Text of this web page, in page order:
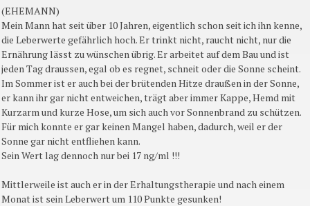
(EHEMANN)
Mein Mann hat seit über 10 Jahren, eigentlich schon seit ich ihn kenne,
die Leberwerte gefährlich hoch. Er trinkt nicht, raucht nicht, nur die
Ernährung lässt zu wünschen übrig. Er arbeitet auf dem Bau und ist
jeden Tag draussen, egal ob es regnet, schneit oder die Sonne scheint.
Im Sommer ist er auch bei der brütenden Hitze draußen in der Sonne,
er kann ihr gar nicht entweichen, trägt aber immer Kappe, Hemd mit
Kurzarm und kurze Hose, um sich auch vor Sonnenbrand zu schützen.
Für mich konnte er gar keinen Mangel haben, dadurch, weil er der
Sonne gar nicht entfliehen kann.
Sein Wert lag dennoch nur bei 17 ng/ml !!!
Mittlerweile ist auch er in der Erhaltungstherapie und nach einem
Monat ist sein Leberwert um 110 Punkte gesunken!